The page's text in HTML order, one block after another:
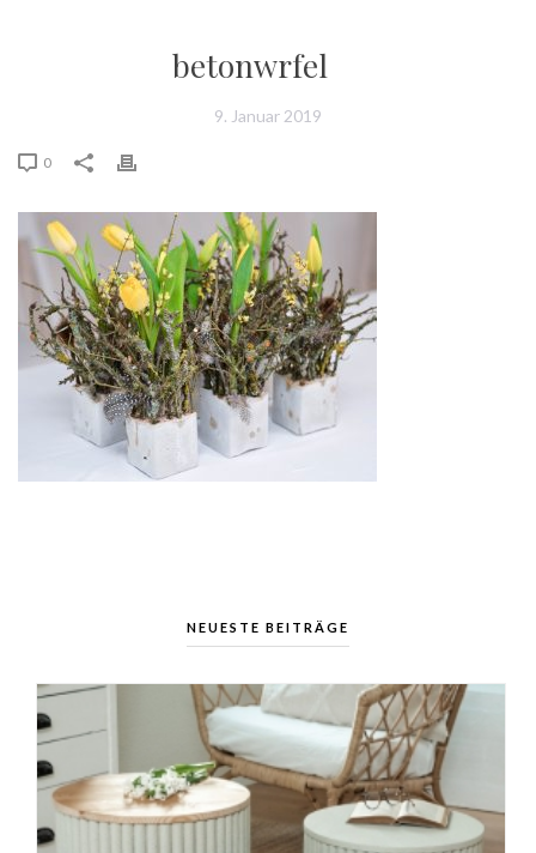
betonwrfel
9. Januar 2019
0
NEUESTE BEITRÄGE